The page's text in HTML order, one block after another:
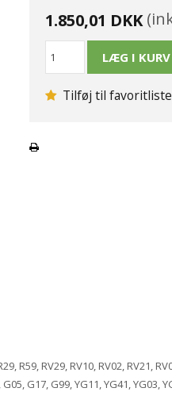
1.850,01 DKK
Tilføj til favoritliste
R59, RV29, RV10, RV02, RV21,
G17, G99, YG11, YG41, YG03,